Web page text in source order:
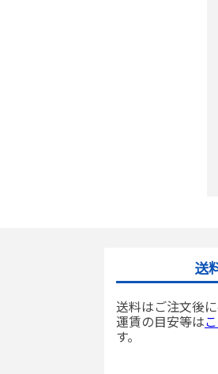
送
送料はご注文後に
運賃の目安等は
す。